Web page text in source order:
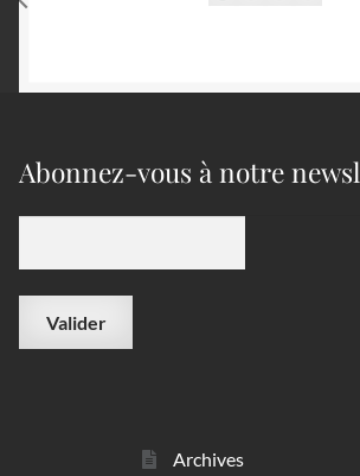
Abonnez-vous à notre
Archives